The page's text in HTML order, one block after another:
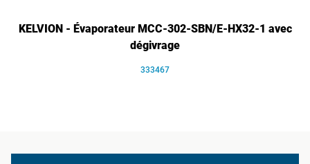
KELVION - Évaporateur MCC-302-SBN/E-HX32-1 avec
dégivrage
333467